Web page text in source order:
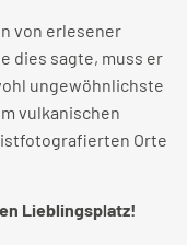
von erlesener
dies sagte, muss er
ungewöhnlichste
vulkanischen
Orte
Lieblingsplatz!